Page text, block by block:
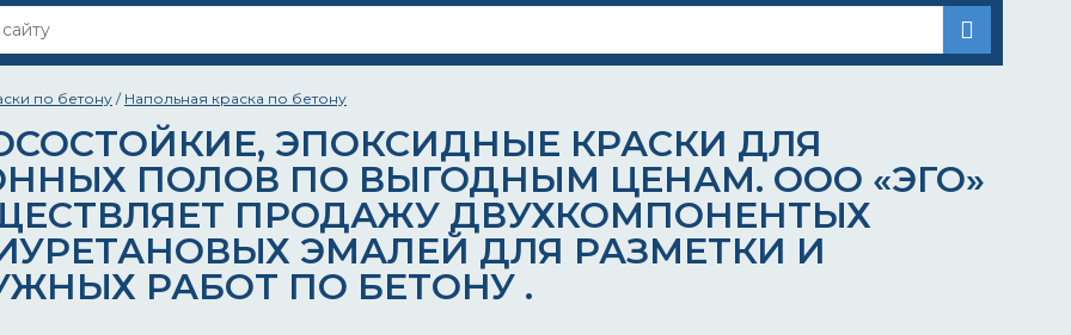
по бетону / Напольная краска по бетону
ЭПОКСИДНЫЕ КРАСКИ ДЛЯ
ПОЛОВ ПО ВЫГОДНЫМ ЦЕНАМ. ООО «ЭГО»
ПРОДАЖУ ДВУХКОМПОНЕНТЫХ
ЭМАЛЕЙ ДЛЯ РАЗМЕТКИ И
РАБОТ ПО БЕТОНУ .